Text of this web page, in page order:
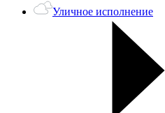
Уличное исполнение